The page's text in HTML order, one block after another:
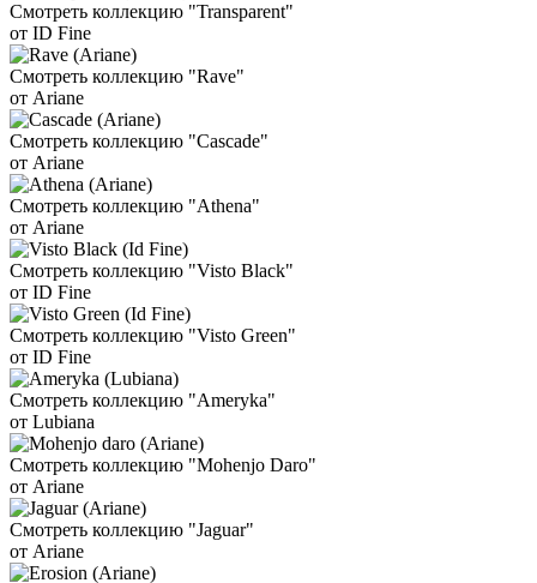
Смотреть коллекцию "Transparent"
от ID Fine
Смотреть коллекцию "Rave"
от Ariane
Смотреть коллекцию "Cascade"
от Ariane
Смотреть коллекцию "Athena"
от Ariane
Смотреть коллекцию "Visto Black"
от ID Fine
Смотреть коллекцию "Visto Green"
от ID Fine
Смотреть коллекцию "Ameryka"
от Lubiana
Смотреть коллекцию "Mohenjo Daro"
от Ariane
Смотреть коллекцию "Jaguar"
от Ariane